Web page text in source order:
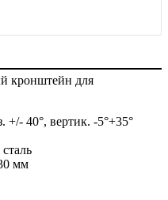
кронштейн для
+/- 40°, вертик. -5°+35°
мм